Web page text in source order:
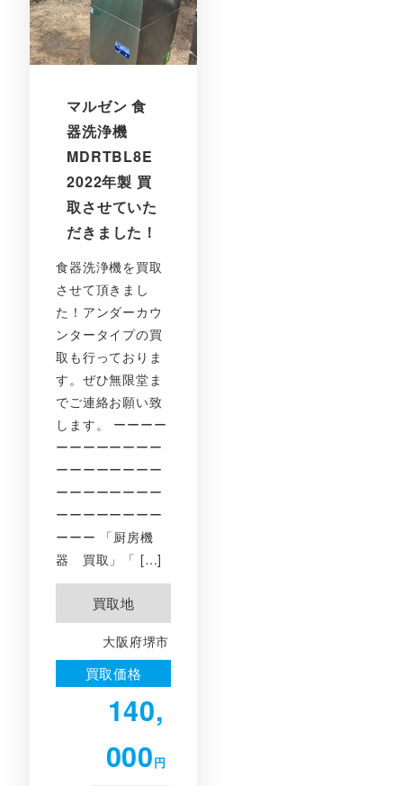
マルゼン 食
器洗浄機
MDRTBL8E
2022年製 買
取させていた
だきました！
食器洗浄機を買取
させて頂きまし
た！アンダーカウ
ンタータイプの買
取も行っておりま
す。ぜひ無限堂ま
でご連絡お願い致
します。 ーーーー
ーーーーーーーー
ーーーーーーーー
ーーーーーーーー
ーーーーーーーー
ーーー 「厨房機
器 買取」「 […]
買取地
大阪府堺市
買取価格
140,
000円